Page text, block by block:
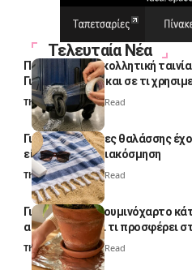
Τελευταία Νέα
Πολλοί βάζουν κολλητική
Γιατί το κάνουν και σε τι
Thali Ombre 4 Min Read
Γιατί οι πετσέτες θαλάσσης
είναι μόνο για διακόσμηση
Thali Ombre5 Min Read
Γιατί βάζουν αλουμινόχαρτο
απλό κόλπο και τι προσφέρει
Thali Ombre4 Min Read